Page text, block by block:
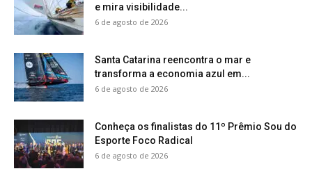
e mira visibilidade...
6 de agosto de 2026
Santa Catarina reencontra o mar e
transforma a economia azul em...
6 de agosto de 2026
Conheça os finalistas do 11º Prêmio Sou do
Esporte Foco Radical
6 de agosto de 2026